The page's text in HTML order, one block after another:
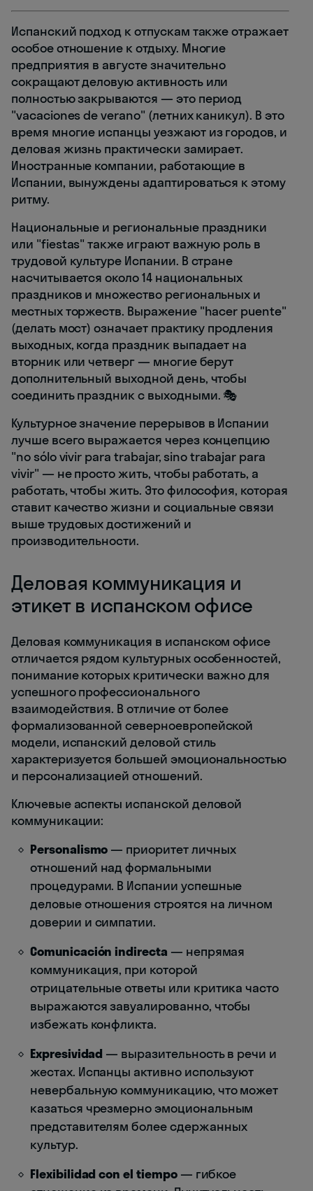
Испанский подход к отпускам также отражает
особое отношение к отдыху. Многие
предприятия в августе значительно
сокращают деловую активность или
полностью закрываются — это период
"vacaciones de verano" (летних каникул). В это
время многие испанцы уезжают из городов, и
деловая жизнь практически замирает.
Иностранные компании, работающие в
Испании, вынуждены адаптироваться к этому
ритму.
Национальные и региональные праздники
или "fiestas" также играют важную роль в
трудовой культуре Испании. В стране
насчитывается около 14 национальных
праздников и множество региональных и
местных торжеств. Выражение "hacer puente"
(делать мост) означает практику продления
выходных, когда праздник выпадает на
вторник или четверг — многие берут
дополнительный выходной день, чтобы
соединить праздник с выходными. 🎭
Культурное значение перерывов в Испании
лучше всего выражается через концепцию
"no sólo vivir para trabajar, sino trabajar para
vivir" — не просто жить, чтобы работать, а
работать, чтобы жить. Это философия, которая
ставит качество жизни и социальные связи
выше трудовых достижений и
производительности.
Деловая коммуникация и
этикет в испанском офисе
Деловая коммуникация в испанском офисе
отличается рядом культурных особенностей,
понимание которых критически важно для
успешного профессионального
взаимодействия. В отличие от более
формализованной северноевропейской
модели, испанский деловой стиль
характеризуется большей эмоциональностью
и персонализацией отношений.
Ключевые аспекты испанской деловой
коммуникации:
Personalismo — приоритет личных
отношений над формальными
процедурами. В Испании успешные
деловые отношения строятся на личном
доверии и симпатии.
Comunicación indirecta — непрямая
коммуникация, при которой
отрицательные ответы или критика часто
выражаются завуалированно, чтобы
избежать конфликта.
Expresividad — выразительность в речи и
жестах. Испанцы активно используют
невербальную коммуникацию, что может
казаться чрезмерно эмоциональным
представителям более сдержанных
культур.
Flexibilidad con el tiempo— гибкое